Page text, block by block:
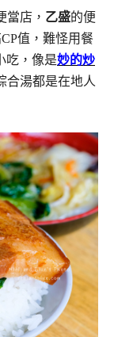
店， 乙盛的便
值，難怪用餐
吃，像是妙的炒
合湯都是在地人